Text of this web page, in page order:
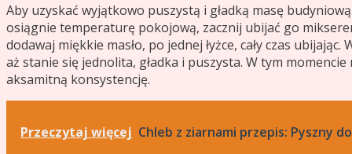
Aby uzyskać wyjątkowo puszystą i gładką masę
osiągnie temperaturę pokojową, zacznij ubijać go
dodawaj miękkie masło, po jednej łyżce, cały czas
aż stanie się jednolita, gładka i puszysta. W tym
aksamitną konsystencję.
Przeczytaj więcej Chleb z ziarnami przepis: Pyszny